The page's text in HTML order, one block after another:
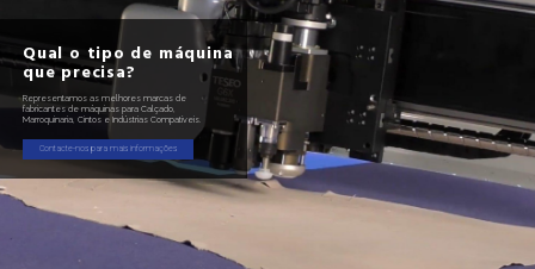
Qual o tipo de máquina
que precisa?
Representamos as melhores marcas de
fabricantes de máquinas para Calçado,
Marroquinaria, Cintos e Indústrias Compatíveis.
Contacte-nos para mais informações